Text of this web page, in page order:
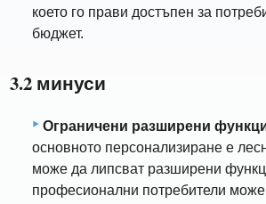
което го прави достъпен за
бюджет.
3.2 минуси
Ограничени разширени
основното персонализиране е
може да липсват разширени
професионални потребители може